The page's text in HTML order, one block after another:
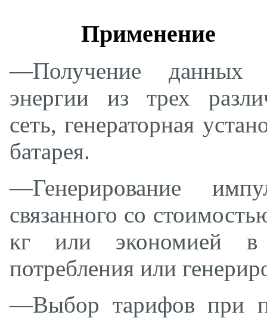
Применение
—Получение данных
энергии из трех
сеть, генераторная
батарея.
—Генерирование
связанного со
кг или экономией в
потребления или
—Выбор тарифов при